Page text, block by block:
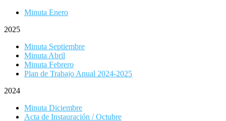
Minuta Enero
2025
Minuta Septiembre
Minuta Abril
Minuta Febrero
Plan de Trabajo Anual 2024-2025
2024
Minuta Diciembre
Acta de Instauración / Octubre